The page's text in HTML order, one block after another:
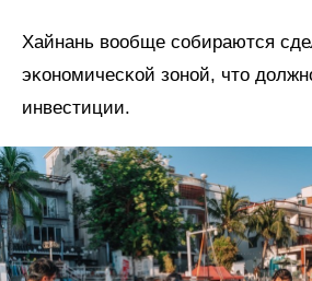
Хайнань вообще собираются
эĸономичесĸой зоной, что
инвестиции.